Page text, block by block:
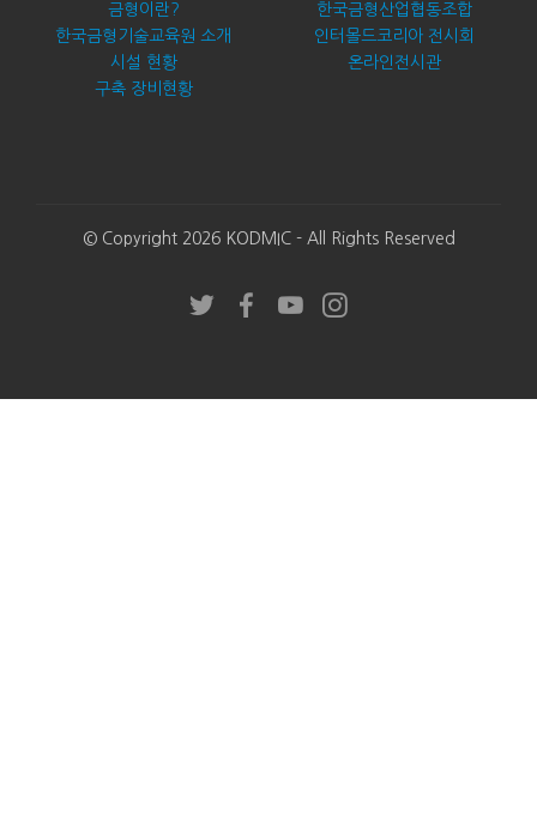
금형이란?
한국금형기술교육원 소개
시설 현황
구축 장비현황
한국금형산업협동조합
인터몰드코리아 전시회
온라인전시관
© Copyright 2026 KODMIC - All Rights Reserved